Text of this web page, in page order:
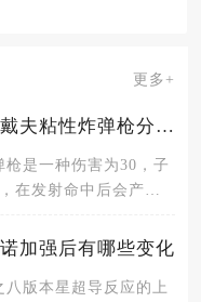
更多+
潜水员戴夫粘性炸弹枪分支是什么
枪是一种伤害为30，子
在发射命中后会产生
加强后有哪些变化
八版本星超导反应的上